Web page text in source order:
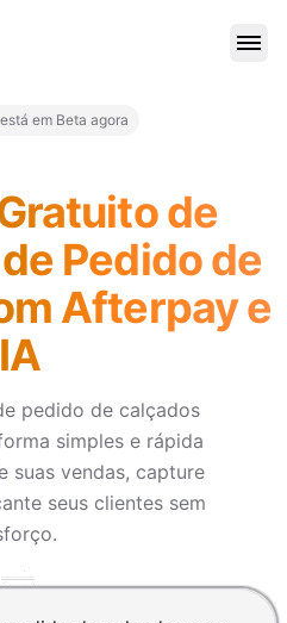
em Beta agora
de
Pedido de
Afterpay e
IA
pedido de calçados
simples e rápida
suas vendas, capture
seus clientes sem